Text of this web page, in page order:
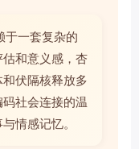
于一套复杂的
和意义感，杏
伏隔核释放多
社会连接的温
情感记忆。